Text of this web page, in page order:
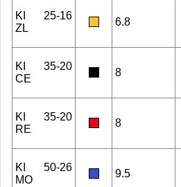
KI 25-16
ZL
6.8
KI 35-20
CE
8
KI 35-20
RE
8
KI 50-26
MO
9.5